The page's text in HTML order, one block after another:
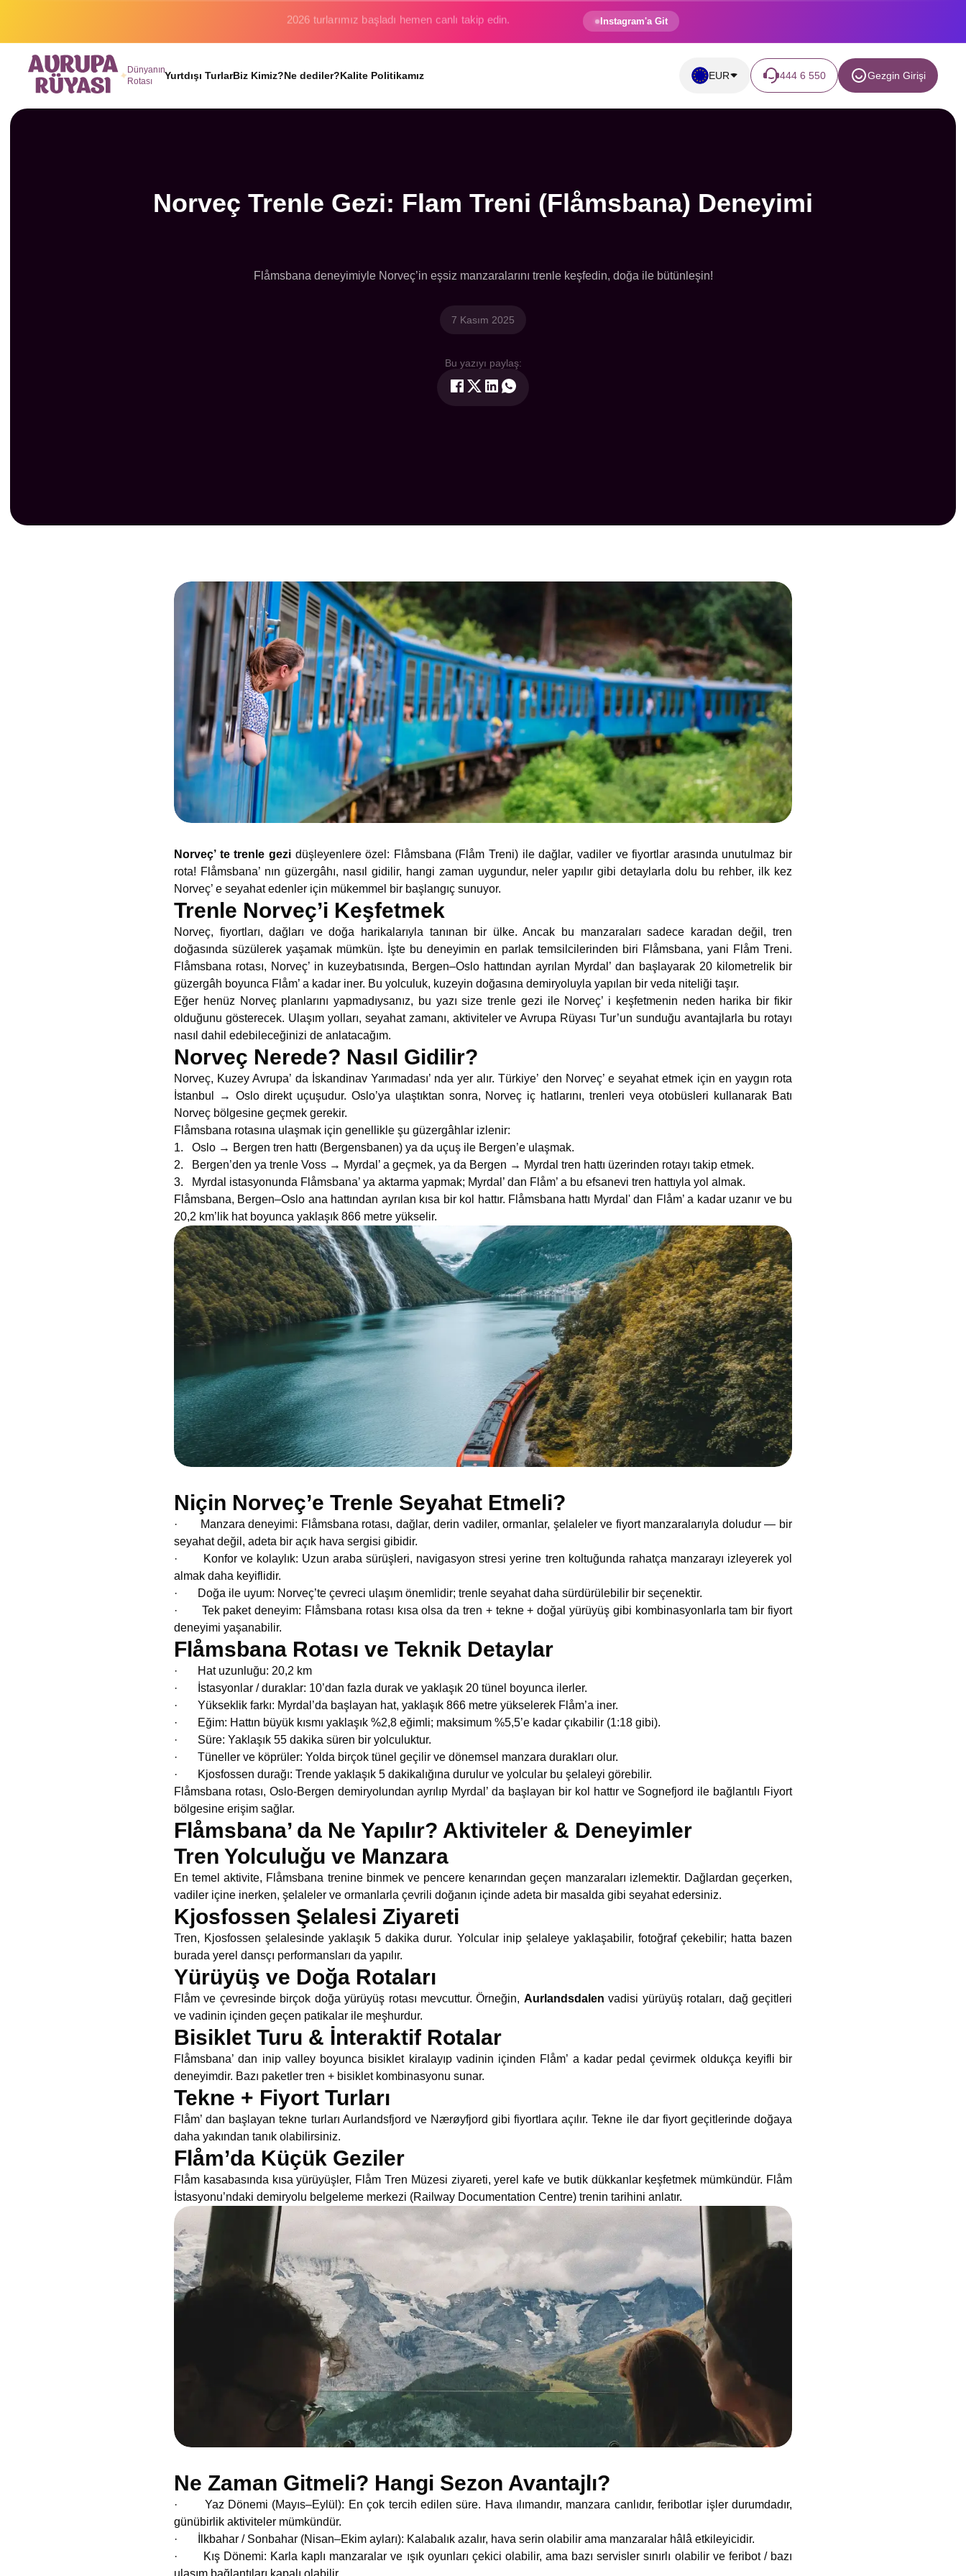
Binlerce gezginin hayali gerçek oluyor. Instagram'a Git
Dünyanın
Rotası
Yurtdışı TurlarBiz Kimiz?Ne dediler?Kalite Politikamız EUR 444 6 550 Gezgin Girişi
Norveç Trenle Gezi: Flam Treni (Flåmsbana) Deneyimi
Flåmsbana deneyimiyle Norveç’in eşsiz manzaralarını trenle keşfedin, doğa ile bütünleşin!
7 Kasım 2025
Bu yazıyı paylaş:
Norveç’ te trenle gezidüşleyenlere özel: Flåmsbana (Flåm Treni) ile dağlar, vadiler ve fiyortlar arasında unutulmaz bir
rota! Flåmsbana’ nın güzergâhı, nasıl gidilir, hangi zaman uygundur, neler yapılır gibi detaylarla dolu bu rehber, ilk kez
Norveç’ e seyahat edenler için mükemmel bir başlangıç sunuyor.
Trenle Norveç’i Keşfetmek
Norveç, fiyortları, dağları ve doğa harikalarıyla tanınan bir ülke. Ancak bu manzaraları sadece karadan değil, tren
doğasında süzülerek yaşamak mümkün. İşte bu deneyimin en parlak temsilcilerinden biri Flåmsbana, yani Flåm Treni.
Flåmsbana rotası, Norveç’ in kuzeybatısında, Bergen–Oslo hattından ayrılan Myrdal’ dan başlayarak 20 kilometrelik bir
güzergâh boyunca Flåm’ a kadar iner. Bu yolculuk, kuzeyin doğasına demiryoluyla yapılan bir veda niteliği taşır.
Eğer henüz Norveç planlarını yapmadıysanız, bu yazı size trenle gezi ile Norveç’ i keşfetmenin neden harika bir fikir
olduğunu gösterecek. Ulaşım yolları, seyahat zamanı, aktiviteler ve Avrupa Rüyası Tur’un sunduğu avantajlarla bu rotayı
nasıl dahil edebileceğinizi de anlatacağım.
Norveç Nerede? Nasıl Gidilir?
Norveç, Kuzey Avrupa’ da İskandinav Yarımadası’ nda yer alır. Türkiye’ den Norveç’ e seyahat etmek için en yaygın rota
İstanbul → Oslo direkt uçuşudur. Oslo’ya ulaştıktan sonra, Norveç iç hatlarını, trenleri veya otobüsleri kullanarak Batı
Norveç bölgesine geçmek gerekir.
Flåmsbana rotasına ulaşmak için genellikle şu güzergâhlar izlenir:
1. Oslo → Bergen tren hattı (Bergensbanen) ya da uçuş ile Bergen’e ulaşmak.
2. Bergen’den ya trenle Voss → Myrdal’ a geçmek, ya da Bergen → Myrdal tren hattı üzerinden rotayı takip etmek.
3. Myrdal istasyonunda Flåmsbana’ ya aktarma yapmak; Myrdal’ dan Flåm’ a bu efsanevi tren hattıyla yol almak.
Flåmsbana, Bergen–Oslo ana hattından ayrılan kısa bir kol hattır. Flåmsbana hattı Myrdal' dan Flåm’ a kadar uzanır ve bu
20,2 km’lik hat boyunca yaklaşık 866 metre yükselir.
Niçin Norveç’e Trenle Seyahat Etmeli?
· Manzara deneyimi: Flåmsbana rotası, dağlar, derin vadiler, ormanlar, şelaleler ve fiyort manzaralarıyla doludur — bir
seyahat değil, adeta bir açık hava sergisi gibidir.
· Konfor ve kolaylık: Uzun araba sürüşleri, navigasyon stresi yerine tren koltuğunda rahatça manzarayı izleyerek yol
almak daha keyiflidir.
· Doğa ile uyum: Norveç’te çevreci ulaşım önemlidir; trenle seyahat daha sürdürülebilir bir seçenektir.
· Tek paket deneyim: Flåmsbana rotası kısa olsa da tren + tekne + doğal yürüyüş gibi kombinasyonlarla tam bir fiyort
deneyimi yaşanabilir.
Flåmsbana Rotası ve Teknik Detaylar
· Hat uzunluğu: 20,2 km
· İstasyonlar / duraklar: 10’dan fazla durak ve yaklaşık 20 tünel boyunca ilerler.
· Yükseklik farkı: Myrdal’da başlayan hat, yaklaşık 866 metre yükselerek Flåm’a iner.
· Eğim: Hattın büyük kısmı yaklaşık %2,8 eğimli; maksimum %5,5’e kadar çıkabilir (1:18 gibi).
· Süre: Yaklaşık 55 dakika süren bir yolculuktur.
· Tüneller ve köprüler: Yolda birçok tünel geçilir ve dönemsel manzara durakları olur.
· Kjosfossen durağı: Trende yaklaşık 5 dakikalığına durulur ve yolcular bu şelaleyi görebilir.
Flåmsbana rotası, Oslo-Bergen demiryolundan ayrılıp Myrdal’ da başlayan bir kol hattır ve Sognefjord ile bağlantılı Fiyort
bölgesine erişim sağlar.
Flåmsbana’ da Ne Yapılır? Aktiviteler & Deneyimler
Tren Yolculuğu ve Manzara
En temel aktivite, Flåmsbana trenine binmek ve pencere kenarından geçen manzaraları izlemektir. Dağlardan geçerken,
vadiler içine inerken, şelaleler ve ormanlarla çevrili doğanın içinde adeta bir masalda gibi seyahat edersiniz.
Kjosfossen Şelalesi Ziyareti
Tren, Kjosfossen şelalesinde yaklaşık 5 dakika durur. Yolcular inip şelaleye yaklaşabilir, fotoğraf çekebilir; hatta bazen
burada yerel dansçı performansları da yapılır.
Yürüyüş ve Doğa Rotaları
Flåm ve çevresinde birçok doğa yürüyüş rotası mevcuttur. Örneğin, Aurlandsdalen vadisi yürüyüş rotaları, dağ geçitleri
ve vadinin içinden geçen patikalar ile meşhurdur.
Bisiklet Turu & İnteraktif Rotalar
Flåmsbana’ dan inip valley boyunca bisiklet kiralayıp vadinin içinden Flåm’ a kadar pedal çevirmek oldukça keyifli bir
deneyimdir. Bazı paketler tren + bisiklet kombinasyonu sunar.
Tekne + Fiyort Turları
Flåm’ dan başlayan tekne turları Aurlandsfjord ve Nærøyfjord gibi fiyortlara açılır. Tekne ile dar fiyort geçitlerinde doğaya
daha yakından tanık olabilirsiniz.
Flåm’da Küçük Geziler
Flåm kasabasında kısa yürüyüşler, Flåm Tren Müzesi ziyareti, yerel kafe ve butik dükkanlar keşfetmek mümkündür. Flåm
İstasyonu’ndaki demiryolu belgeleme merkezi (Railway Documentation Centre) trenin tarihini anlatır.
Ne Zaman Gitmeli? Hangi Sezon Avantajlı?
· Yaz Dönemi (Mayıs–Eylül): En çok tercih edilen süre. Hava ılımandır, manzara canlıdır, feribotlar işler durumdadır,
günübirlik aktiviteler mümkündür.
· İlkbahar / Sonbahar (Nisan–Ekim ayları): Kalabalık azalır, hava serin olabilir ama manzaralar hâlâ etkileyicidir.
· Kış Dönemi: Karla kaplı manzaralar ve ışık oyunları çekici olabilir, ama bazı servisler sınırlı olabilir ve feribot / bazı
ulaşım bağlantıları kapalı olabilir.